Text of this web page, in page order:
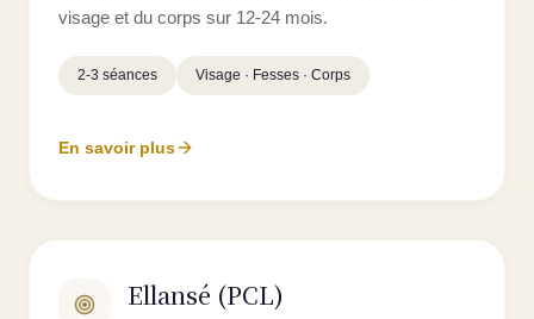
visage et du corps sur 12-24 mois.
2-3 séances Visage · Fesses · Corps
En savoir plus
Ellansé (PCL)